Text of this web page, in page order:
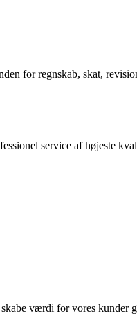
for regnskab, skat,
service af højeste
værdi for vores kunder